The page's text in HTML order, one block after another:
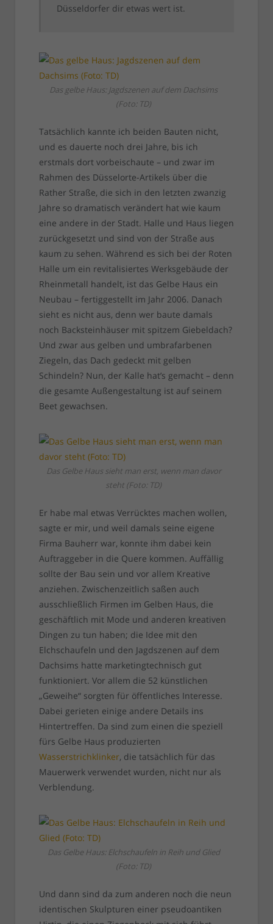
Düsseldorfer dir etwas wert ist.
Das gelbe Haus: Jagdszenen auf dem Dachsims
(Foto: TD)
Tatsächlich kannte ich beiden Bauten nicht,
und es dauerte noch drei Jahre, bis ich
erstmals dort vorbeischaute – und zwar im
Rahmen des Düsselorte-Artikels über die
Rather Straße, die sich in den letzten zwanzig
Jahre so dramatisch verändert hat wie kaum
eine andere in der Stadt. Halle und Haus liegen
zurückgesetzt und sind von der Straße aus
kaum zu sehen. Während es sich bei der Roten
Halle um ein revitalisiertes Werksgebäude der
Rheinmetall handelt, ist das Gelbe Haus ein
Neubau – fertiggestellt im Jahr 2006. Danach
sieht es nicht aus, denn wer baute damals
noch Backsteinhäuser mit spitzem Giebeldach?
Und zwar aus gelben und umbrafarbenen
Ziegeln, das Dach gedeckt mit gelben
Schindeln? Nun, der Kalle hat’s gemacht – denn
die gesamte Außengestaltung ist auf seinem
Beet gewachsen.
Das Gelbe Haus sieht man erst, wenn man davor
steht (Foto: TD)
Er habe mal etwas Verrücktes machen wollen,
sagte er mir, und weil damals seine eigene
Firma Bauherr war, konnte ihm dabei kein
Auftraggeber in die Quere kommen. Auffällig
sollte der Bau sein und vor allem Kreative
anziehen. Zwischenzeitlich saßen auch
ausschließlich Firmen im Gelben Haus, die
geschäftlich mit Mode und anderen kreativen
Dingen zu tun haben; die Idee mit den
Elchschaufeln und den Jagdszenen auf dem
Dachsims hatte marketingtechnisch gut
funktioniert. Vor allem die 52 künstlichen
„Geweihe“ sorgten für öffentliches Interesse.
Dabei gerieten einige andere Details ins
Hintertreffen. Da sind zum einen die speziell
fürs Gelbe Haus produzierten
Wasserstrichklinker, die tatsächlich für das
Mauerwerk verwendet wurden, nicht nur als
Verblendung.
Das Gelbe Haus: Elchschaufeln in Reih und Glied
(Foto: TD)
Und dann sind da zum anderen noch die neun
identischen Skulpturen einer pseudoantiken